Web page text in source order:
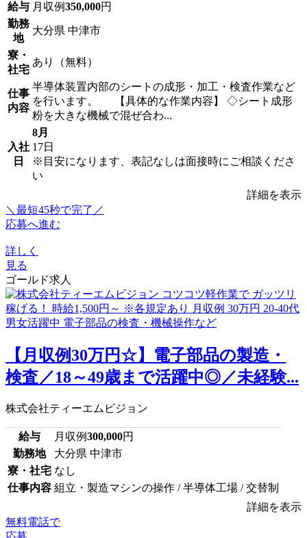
給与 月収例350,000円
勤務
地
大分県 中津市
寮・
社宅
あり（無料）
仕事
内容
半導体装置内部のシートの成形・加工・検査作業など
を行います。 【具体的な作業内容】 ◇シート成形
粉を大きな機械で混ぜ合わ...
入社
日
8月
17日
※目安になります、表記なしは面接時にご相談くださ
い
詳細を表示
＼最短45秒で完了／
応募へ進む
詳しく
見る
ゴールド求人
【月収例30万円☆】電子部品の製造・
検査／18～49歳まで活躍中◎／未経験...
株式会社ティーエムビジョン
給与 月収例300,000円
勤務地
大分県 中津市
寮・社宅 なし
仕事内容 組立・製造マシンの操作 / 半導体工場 / 交替制
詳細を表示
無料電話で